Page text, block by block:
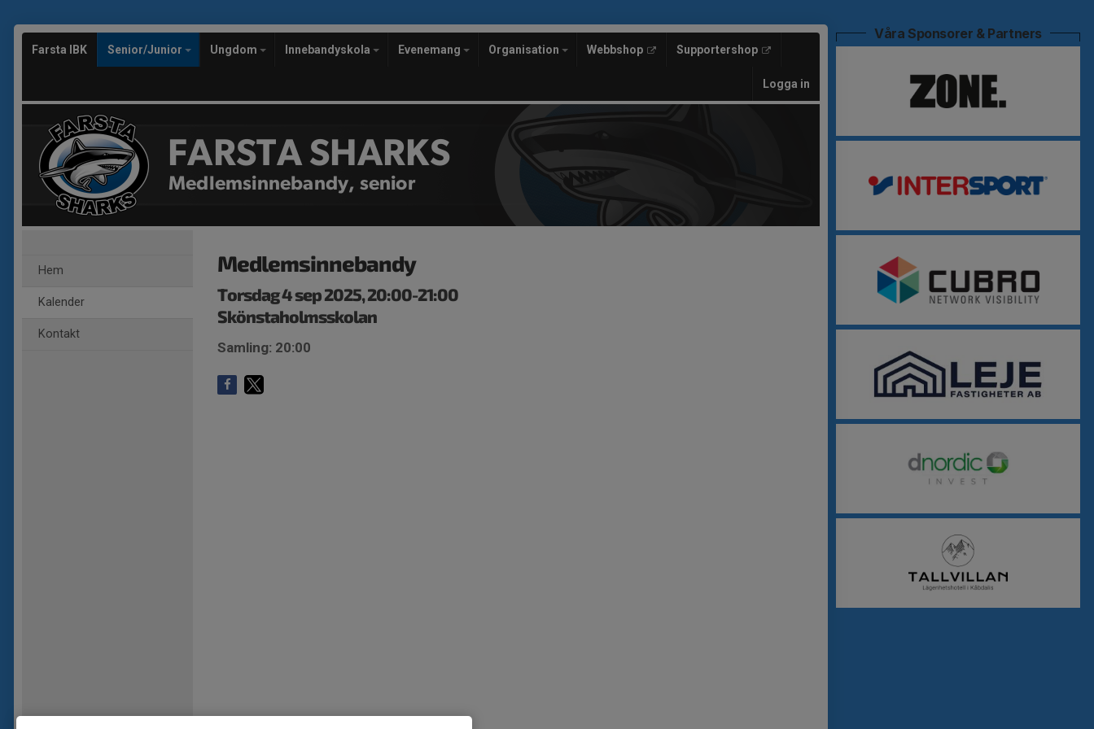
Farsta IBK Senior/Junior Ungdom Innebandyskola Evenemang Organisation Webbshop Supportershop
Logga in
FARSTA SHARKS
Medlemsinnebandy, senior
Hem
Kalender
Kontakt
Medlemsinnebandy
Torsdag 4 sep 2025, 20:00-21:00
Skönstaholmsskolan
Samling: 20:00
Våra Sponsorer & Partners